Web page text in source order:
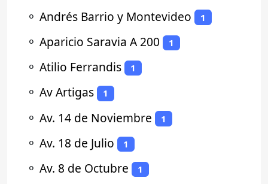
⚬ Andrés Barrio y Montevideo 1
⚬ Aparicio Saravia A 200 1
⚬ Atilio Ferrandis 1
⚬ Av Artigas 1
⚬ Av. 14 de Noviembre 1
⚬ Av. 18 de Julio 1
⚬ Av. 8 de Octubre 1